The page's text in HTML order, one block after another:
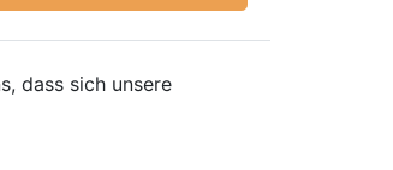
dass sich unsere